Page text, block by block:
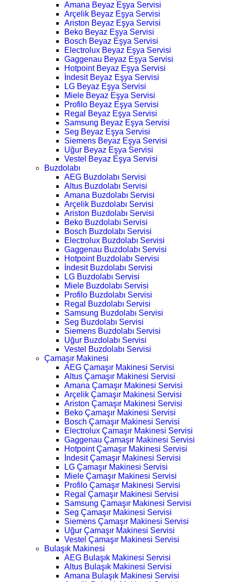
Amana Beyaz Eşya Servisi
Arçelik Beyaz Eşya Servisi
Ariston Beyaz Eşya Servisi
Beko Beyaz Eşya Servisi
Bosch Beyaz Eşya Servisi
Electrolux Beyaz Eşya Servisi
Gaggenau Beyaz Eşya Servisi
Hotpoint Beyaz Eşya Servisi
İndesit Beyaz Eşya Servisi
LG Beyaz Eşya Servisi
Miele Beyaz Eşya Servisi
Profilo Beyaz Eşya Servisi
Regal Beyaz Eşya Servisi
Samsung Beyaz Eşya Servisi
Seg Beyaz Eşya Servisi
Siemens Beyaz Eşya Servisi
Uğur Beyaz Eşya Servisi
Vestel Beyaz Eşya Servisi
Buzdolabı
AEG Buzdolabı Servisi
Altus Buzdolabı Servisi
Amana Buzdolabı Servisi
Arçelik Buzdolabı Servisi
Ariston Buzdolabı Servisi
Beko Buzdolabı Servisi
Bosch Buzdolabı Servisi
Electrolux Buzdolabı Servisi
Gaggenau Buzdolabı Servisi
Hotpoint Buzdolabı Servisi
İndesit Buzdolabı Servisi
LG Buzdolabı Servisi
Miele Buzdolabı Servisi
Profilo Buzdolabı Servisi
Regal Buzdolabı Servisi
Samsung Buzdolabı Servisi
Seg Buzdolabı Servisi
Siemens Buzdolabı Servisi
Uğur Buzdolabı Servisi
Vestel Buzdolabı Servisi
Çamaşır Makinesi
AEG Çamaşır Makinesi Servisi
Altus Çamaşır Makinesi Servisi
Amana Çamaşır Makinesi Servisi
Arçelik Çamaşır Makinesi Servisi
Ariston Çamaşır Makinesi Servisi
Beko Çamaşır Makinesi Servisi
Bosch Çamaşır Makinesi Servisi
Electrolux Çamaşır Makinesi Servisi
Gaggenau Çamaşır Makinesi Servisi
Hotpoint Çamaşır Makinesi Servisi
İndesit Çamaşır Makinesi Servisi
LG Çamaşır Makinesi Servisi
Miele Çamaşır Makinesi Servisi
Profilo Çamaşır Makinesi Servisi
Regal Çamaşır Makinesi Servisi
Samsung Çamaşır Makinesi Servisi
Seg Çamaşır Makinesi Servisi
Siemens Çamaşır Makinesi Servisi
Uğur Çamaşır Makinesi Servisi
Vestel Çamaşır Makinesi Servisi
Bulaşık Makinesi
AEG Bulaşık Makinesi Servisi
Altus Bulaşık Makinesi Servisi
Amana Bulaşık Makinesi Servisi